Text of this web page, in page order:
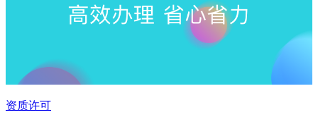
资质许可